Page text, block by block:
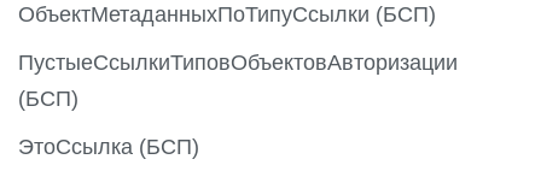
ОбъектМетаданныхПоТипуСсылки (БСП)
ПустыеСсылкиТиповОбъектовАвторизации
(БСП)
ЭтоСсылка (БСП)